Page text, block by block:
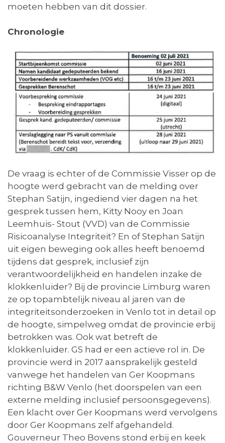
moeten hebben van dit dossier.
Chronologie
De vraag is echter of de Commissie Visser op de
hoogte werd gebracht van de melding over
Stephan Satijn, ingediend vier dagen na het
gesprek tussen hem, Kitty Nooy en Joan
Leemhuis- Stout (VVD) van de Commissie
Risicoanalyse Integriteit? En of Stephan Satijn
uit eigen beweging ook alles heeft benoemd
tijdens dat gesprek, inclusief zijn
verantwoordelijkheid en handelen inzake de
klokkenluider? Bij de provincie Limburg waren
ze op topambtelijk niveau al jaren van de
integriteitsonderzoeken in Venlo tot in detail op
de hoogte, simpelweg omdat de provincie erbij
betrokken was. Ook wat betreft de
klokkenluider. GS had er een actieve rol in. De
provincie werd in 2017 aansprakelijk gesteld
vanwege het handelen van Ger Koopmans
richting B&W Venlo (het doorspelen van een
externe melding inclusief persoonsgegevens).
Een klacht over Ger Koopmans werd vervolgens
door Ger Koopmans zelf afgehandeld.
Gouverneur Theo Bovens stond erbij en keek